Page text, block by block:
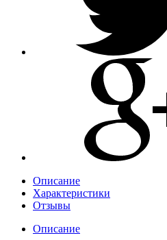
Описание
Характеристики
Отзывы
Описание